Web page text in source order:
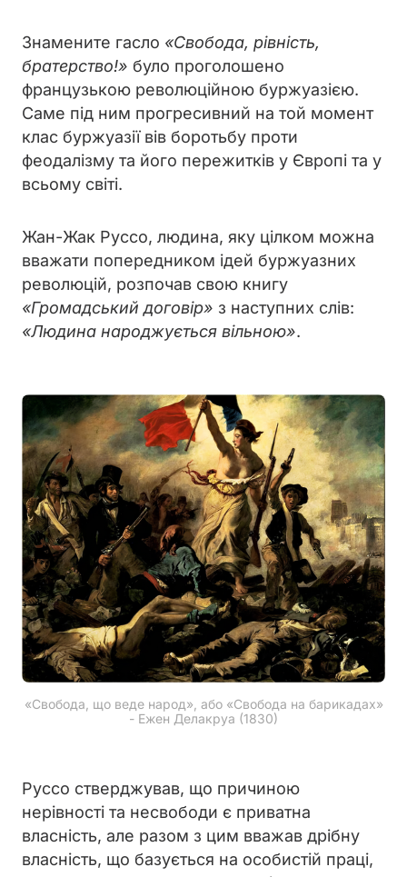
Знамените гасло «Свобода, рівність,
братерство!» було проголошено
французькою революційною буржуазією.
Саме під ним прогресивний на той момент
клас буржуазії вів боротьбу проти
феодалізму та його пережитків у Європі та у
всьому світі.
Жан-Жак Руссо, людина, яку цілком можна
вважати попередником ідей буржуазних
революцій, розпочав свою книгу
«Громадський договір» з наступних слів:
«Людина народжується вільною».
«Свобода, що веде народ», або «Свобода на барикадах»
- Ежен Делакруа (1830)
Руссо стверджував, що причиною
нерівності та несвободи є приватна
власність, але разом з цим вважав дрібну
власність, що базується на особистій праці,